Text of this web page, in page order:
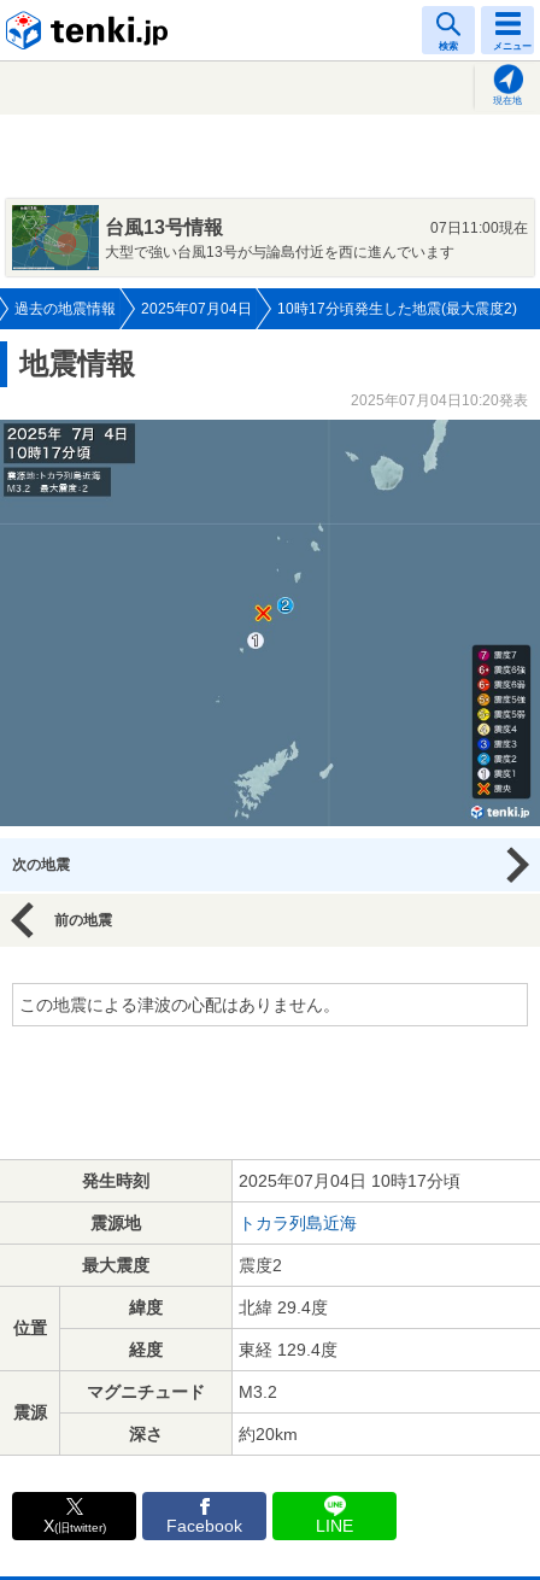
検索 メニュー
現在地
台風13号情報
07日11:00現在
大型で強い台風13号が与論島付近を西に進んでいます
過去の地震情報 2025年07月04日 10時17分頃発生した地震(最大震度2)
地震情報
2025年07月04日10:20発表
次の地震
前の地震
この地震による津波の心配はありません。
発生時刻 2025年07月04日 10時17分頃
震源地 トカラ列島近海
最大震度 震度2
位置
緯度 北緯 29.4度
経度 東経 129.4度
震源
マグニチュード M3.2
深さ 約20km
X(旧twitter) Facebook LINE